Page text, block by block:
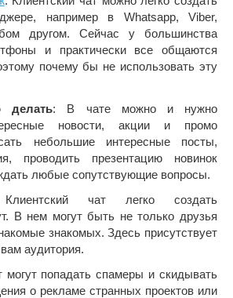
например в Whatsapp, Viber,
другом. Сейчас у большинства
и практически все общаются
почему бы не использовать эту
делать: В чате можно и нужно
новости, акции и промо
небольшие интересные посты,
проводить презентацию новинок
любые сопутствующие вопросы.
чат легко создать
В нем могут быть не только друзья
знакомых. Здесь присутствует
аудитория.
могут попадать спамеры и скидывать
о рекламе странных проектов или